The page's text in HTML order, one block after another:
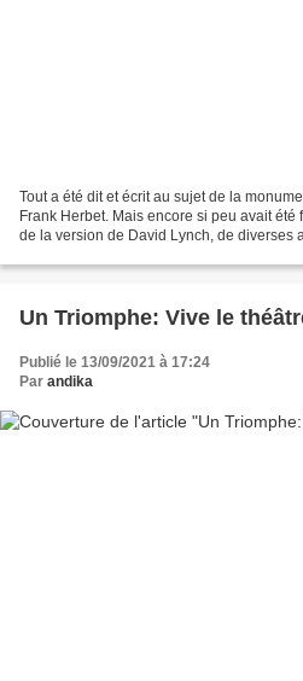
Tout a été dit et écrit au sujet de la
Frank Herbet. Mais encore si peu avait
de la version de David Lynch, de diverses
Un Triomphe: Vive le
Publié le 13/09/2021 à 17:24
Par andika